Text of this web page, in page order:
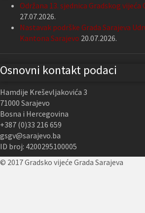
Održana 13. sjednica Gradskog vijeća
27.07.2026.
Nastavak podrške Grada Sarajeva
Kantona Sarajevo 20.07.2026.
Osnovni kontakt podaci
Hamdije Kreševljakovića 3
71000 Sarajevo
Bosna i Hercegovina
+387 (0)33 216 659
gsgv@sarajevo.ba
ID broj: 4200295100005
© 2017 Gradsko vijeće Grada Sarajeva